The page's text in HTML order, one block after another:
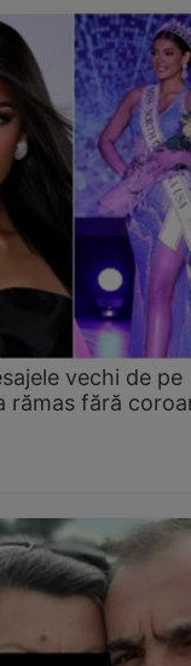
vechi de pe
rămas fără